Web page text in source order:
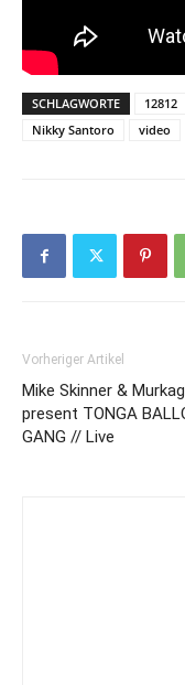
SCHLAGWORTE 12812
Nikky Santoro
video
Vorheriger Artikel
Mike Skinner &
present TONGA
GANG // Live